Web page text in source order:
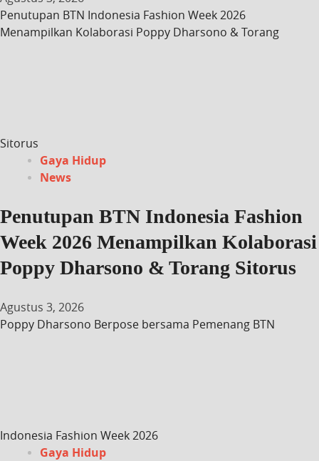
Penutupan BTN Indonesia Fashion Week 2026
Menampilkan Kolaborasi Poppy Dharsono & Torang
Sitorus
Gaya Hidup
News
Penutupan BTN Indonesia Fashion
Week 2026 Menampilkan Kolaborasi
Poppy Dharsono & Torang Sitorus
Agustus 3, 2026
Poppy Dharsono Berpose bersama Pemenang BTN
Indonesia Fashion Week 2026
Gaya Hidup